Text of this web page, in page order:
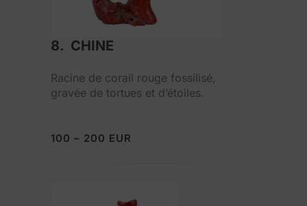
8. CHINE
Racine de corail rouge fossilisé,
gravée de tortues et d’étoiles.
100 – 200 EUR